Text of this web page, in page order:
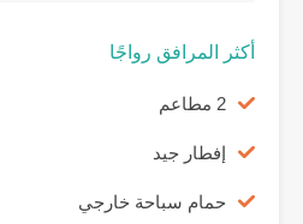
أكثر المرافق رواجًا
2 مطاعم
إفطار جيد
حمام سباحة خارجي